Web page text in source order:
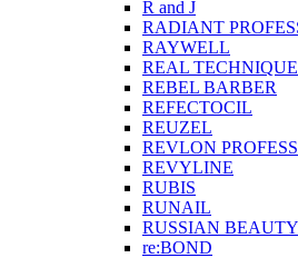
R and J
RADIANT
RAYWELL
REAL
REBEL BARBER
REFECTOCIL
REUZEL
REVLON
REVYLINE
RUBIS
RUNAIL
RUSSIAN
re:BOND